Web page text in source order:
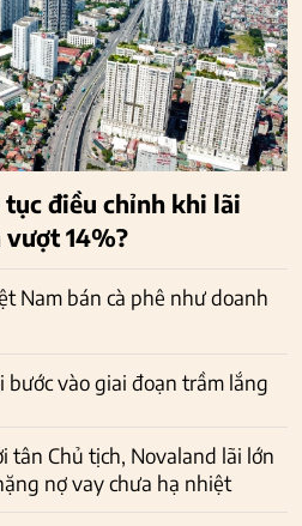
điều chỉnh khi lãi
vượt 14%?
Nam bán cà phê như doanh
bước vào giai đoạn trầm lắng
tân Chủ tịch, Novaland lãi lớn
nợ vay chưa hạ nhiệt